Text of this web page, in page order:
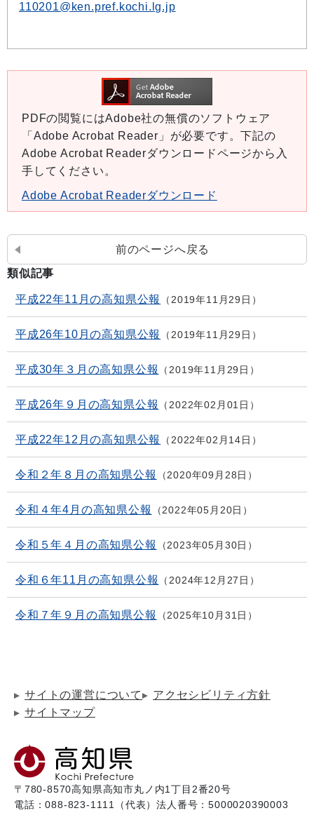
110201@ken.pref.kochi.lg.jp
PDFの閲覧にはAdobe社の無償のソフトウェア
「Adobe Acrobat Reader」が必要です。下記の
Adobe Acrobat Readerダウンロードページから入
手してください。
Adobe Acrobat Readerダウンロード
前のページへ戻る
類似記事
平成22年11月の高知県公報 2019年11月29日
平成26年10月の高知県公報 2019年11月29日
平成30年３月の高知県公報 2019年11月29日
平成26年９月の高知県公報 2022年02月01日
平成22年12月の高知県公報 2022年02月14日
令和２年８月の高知県公報 2020年09月28日
令和４年4月の高知県公報 2022年05月20日
令和５年４月の高知県公報 2023年05月30日
令和６年11月の高知県公報 2024年12月27日
令和７年９月の高知県公報 2025年10月31日
サイトの運営について
アクセシビリティ方針
サイトマップ
〒780-8570高知県高知市丸ノ内1丁目2番20号
電話：088-823-1111（代表）法人番号：5000020390003